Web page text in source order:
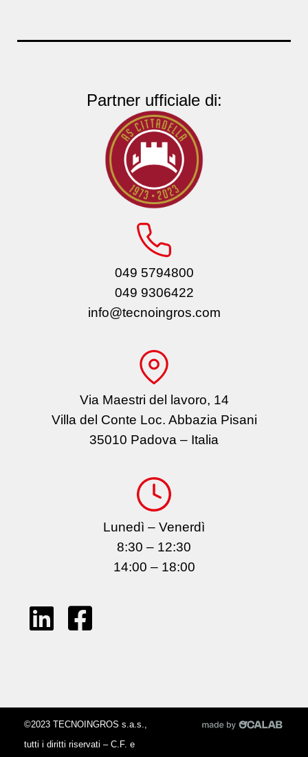
Partner ufficiale di:
049 5794800
049 9306422
info@tecnoingros.com
Via Maestri del lavoro, 14
Villa del Conte Loc. Abbazia Pisani
35010 Padova – Italia
Lunedì – Venerdì
8:30 – 12:30
14:00 – 18:00
©2023 TECNOINGROS s.a.s.,
tutti i diritti riservati – C.F. e